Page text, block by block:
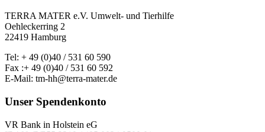
TERRA MATER e.V. Umwelt- und Tierhilfe
Oehleckerring 2
22419 Hamburg
Tel: + 49 (0)40 / 531 60 590
Fax :+ 49 (0)40 / 531 60 592
E-Mail: tm-hh@terra-mater.de
Unser Spendenkonto
VR Bank in Holstein eG